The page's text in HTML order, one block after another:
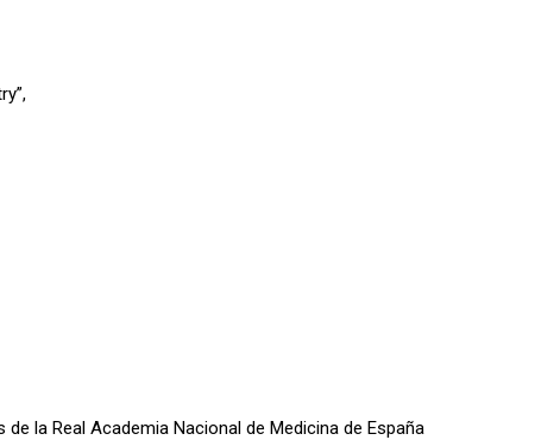
la Real Academia Nacional de Medicina de España